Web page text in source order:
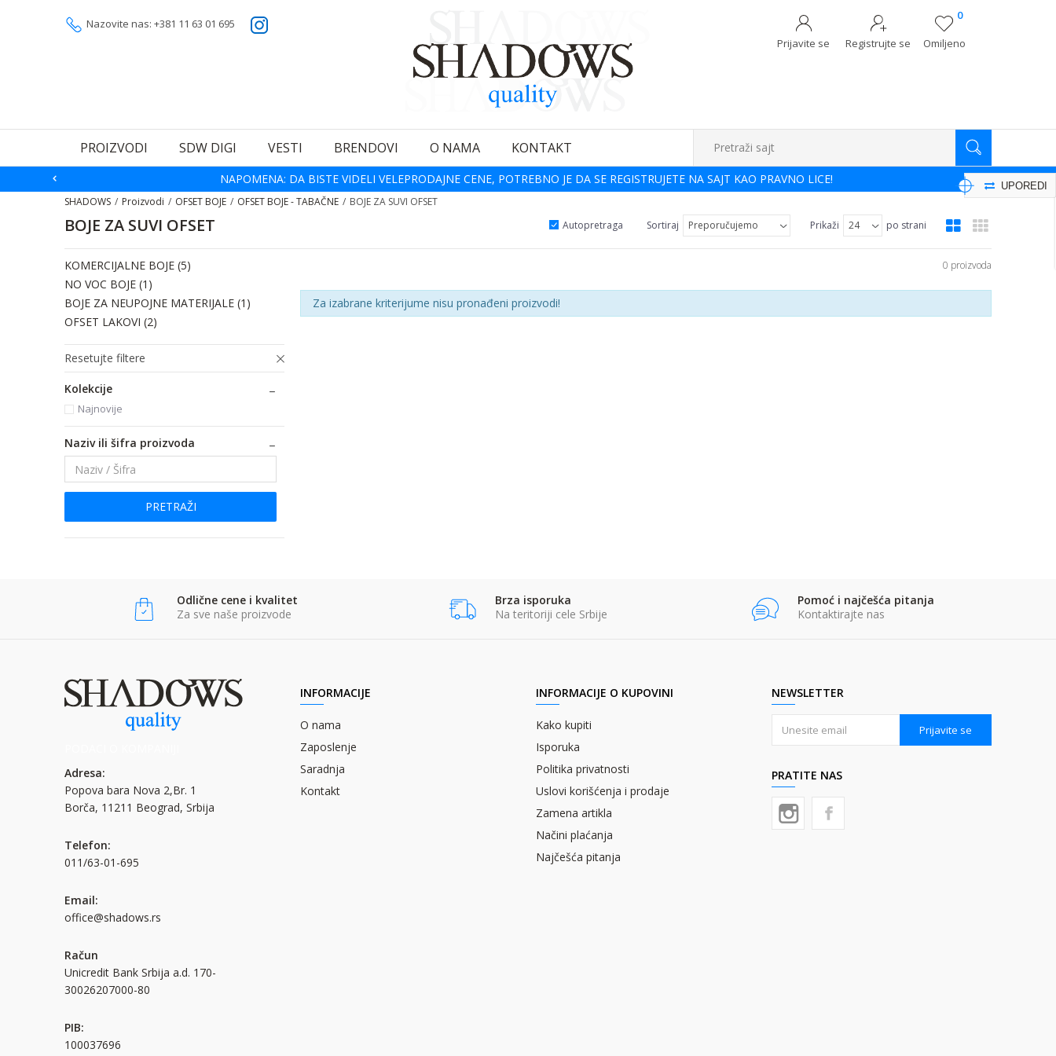
Nazovite nas: +381 11 63 01 695
Omiljeno
0
Prijavite se
Registrujte se
PROIZVODI SDW DIGI VESTI BRENDOVI O NAMA KONTAKT Pretraži sajt
NAPOMENA: DA BISTE VIDELI VELEPRODAJNE CENE, POTREBNO JE DA SE REGISTRUJETE NA SAJT KAO PRAVNO LICE! UPOREDI
SHADOWS Proizvodi OFSET BOJE OFSET BOJE - TABAČNE BOJE ZA SUVI OFSET
BOJE ZA SUVI OFSET Autopretraga Sortiraj Prikaži po strani
KOMERCIJALNE BOJE (5)
NO VOC BOJE (1)
BOJE ZA NEUPOJNE MATERIJALE (1)
OFSET LAKOVI (2)
Resetujte filtere
Kolekcije
Najnovije
Naziv ili šifra proizvoda
PRETRAŽI
0 proizvoda
Za izabrane kriterijume nisu pronađeni proizvodi!
Odlične cene i kvalitet
Za sve naše proizvode
Brza isporuka
Na teritoriji cele Srbije
Pomoć i najčešća pitanja
Kontaktirajte nas
Adresa:
Popova bara Nova 2,Br. 1
Borča, 11211 Beograd, Srbija
Telefon:
011/63-01-695
Email:
office@shadows.rs
Račun
Unicredit Bank Srbija a.d. 170-
30026207000-80
PIB:
100037696
INFORMACIJE
O nama
Zaposlenje
Saradnja
Kontakt
INFORMACIJE O KUPOVINI
Kako kupiti
Isporuka
Politika privatnosti
Uslovi korišćenja i prodaje
Zamena artikla
Načini plaćanja
Najčešća pitanja
NEWSLETTER
Prijavite se
PRATITE NAS